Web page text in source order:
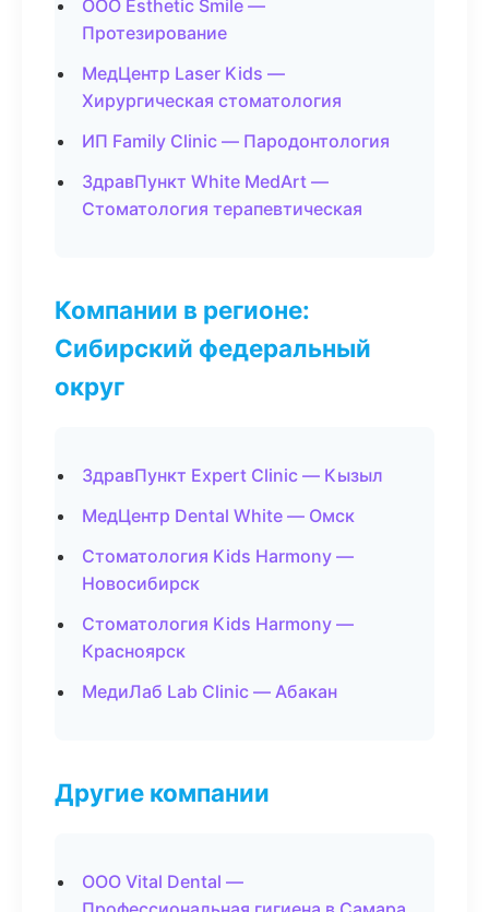
ООО Esthetic Smile —
Протезирование
МедЦентр Laser Kids —
Хирургическая стоматология
ИП Family Clinic — Пародонтология
ЗдравПункт White MedArt —
Стоматология терапевтическая
Компании в регионе:
Сибирский федеральный
округ
ЗдравПункт Expert Clinic — Кызыл
МедЦентр Dental White — Омск
Стоматология Kids Harmony —
Новосибирск
Стоматология Kids Harmony —
Красноярск
МедиЛаб Lab Clinic — Абакан
Другие компании
ООО Vital Dental —